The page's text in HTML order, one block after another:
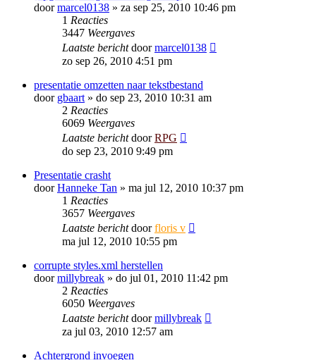
doormarcel0138 » za sep 25, 2010 10:46 pm
1 Reacties
3447 Weergaves
Laatste berichtdoormarcel0138
zo sep 26, 2010 4:51 pm
presentatie omzetten naar tekstbestand
door gbaart » do sep 23, 2010 10:31 am
2 Reacties
6069 Weergaves
Laatste berichtdoorRPG
do sep 23, 2010 9:49 pm
Presentatie crasht
doorHanneke Tan » ma jul 12, 2010 10:37 pm
1 Reacties
3657 Weergaves
Laatste berichtdoorfloris v
ma jul 12, 2010 10:55 pm
corrupte styles.xml herstellen
doormillybreak » do jul 01, 2010 11:42 pm
2 Reacties
6050 Weergaves
Laatste berichtdoormillybreak
za jul 03, 2010 12:57 am
Achtergrond invoegen